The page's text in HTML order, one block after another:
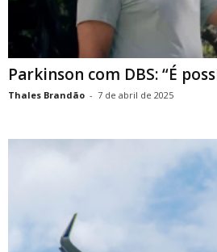
Parkinson com DBS: “É
Thales Brandão - 7 de abril de 2025